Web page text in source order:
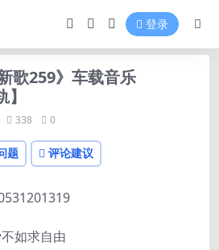
登录
歌259》车载音乐
338 0
题 评论建议
如求自由